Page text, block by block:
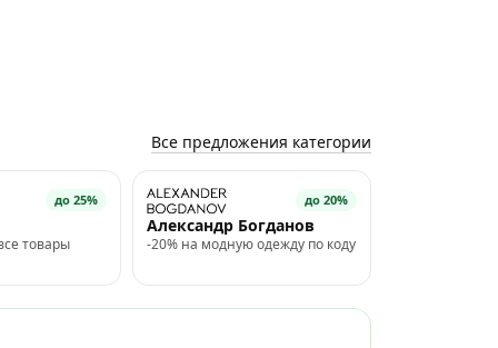
Все предложения категории
до 25%
товары
до 20%
Александр Богданов
-20% на модную одежду по коду